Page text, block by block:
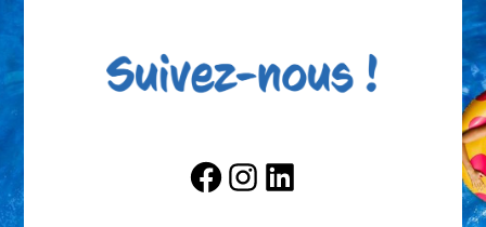
FacebookInstagramLinkedIn